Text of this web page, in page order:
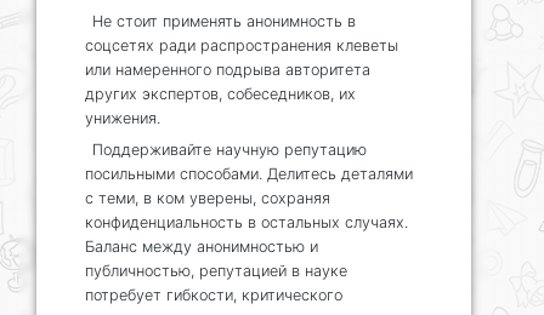
Не стоит применять анонимность в
соцсетях ради распространения клеветы
или намеренного подрыва авторитета
других экспертов, собеседников, их
унижения.
Поддерживайте научную репутацию
посильными способами. Делитесь деталями
с теми, в ком уверены, сохраняя
конфиденциальность в остальных случаях.
Баланс между анонимностью и
публичностью, репутацией в науке
потребует гибкости, критического